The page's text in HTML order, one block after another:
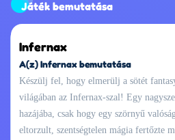
Játék bemutatása
Infernax
A(z) Infernax bemutatása
Készülj fel, hogy elmerülj a sötét
világában az Infernax-szal! Egy
hazájába, csak hogy egy szörnyű
eltorzult, szentségtelen mágia fertőzte